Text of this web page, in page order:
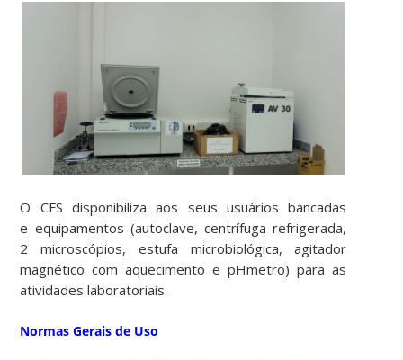
O CFS disponibiliza aos seus usuários bancadas
e equipamentos (autoclave, centrífuga refrigerada,
2 microscópios, estufa microbiológica, agitador
magnético com aquecimento e pHmetro) para as
atividades laboratoriais.
Normas Gerais de Uso